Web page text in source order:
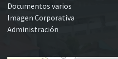
Documentos varios
Imagen Corporativa
Administración